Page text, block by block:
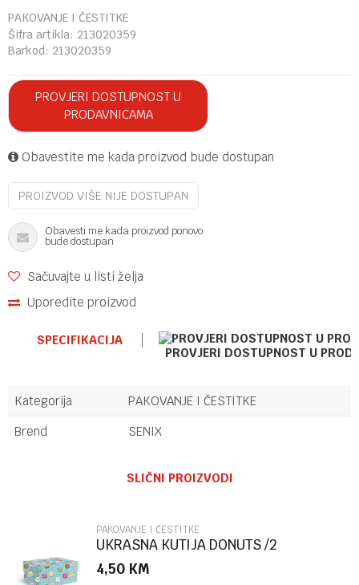
PAKOVANJE I ČESTITKE
Šifra artikla: 213020359
Barkod: 213020359
PROVJERI DOSTUPNOST U
PRODAVNICAMA
Obavestite me kada proizvod bude dostupan
PROIZVOD VIŠE NIJE DOSTUPAN
Obavesti me kada proizvod ponovo
bude dostupan
Sačuvajte u listi želja
Uporedite proizvod
SPECIFIKACIJA
PROVJERI DOSTUPNOST U
Kategorija
PAKOVANJE I ČESTITKE
Brend
SENIX
Poruka
SLIČNI PROIZVODI
PAKOVANJE I ČESTITKE
UKRASNA KUTIJA DONUTS /2
MARPIMAR
4,50 KM